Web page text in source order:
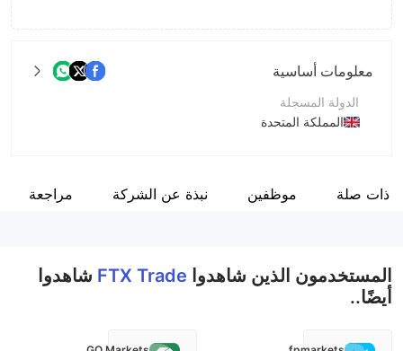
معلومات أساسية
الدولة المسجلة
المملكة المتحدة
اسم الشركةذات صلة موظفين نبذة عن الشركة مراجعة
المستخدمون الذين شاهدوا FTX Trade شاهدوا
أيضًا..